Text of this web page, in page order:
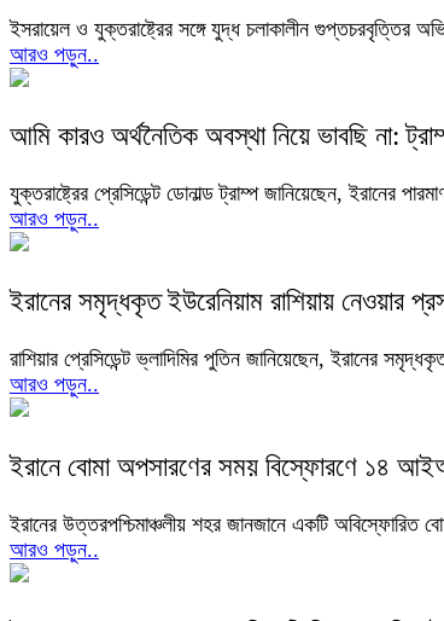
ইসরায়েল ও যুক্তরাষ্ট্রের সঙ্গে যুদ্ধ চলাকালীন
আরও পড়ুন..
আমি কারও অর্থনৈতিক অবস্থা নিয়ে ভাবছি না:
যুক্তরাষ্ট্রের প্রেসিডেন্ট ডোনাল্ড ট্রাম্প জানিয়েছেন, ইরানের
আরও পড়ুন..
ইরানের সমৃদ্ধকৃত ইউরেনিয়াম রাশিয়ায় নেওয়ার
রাশিয়ার প্রেসিডেন্ট ভ্লাদিমির পুতিন জানিয়েছেন, ইরানের
আরও পড়ুন..
ইরানে বোমা অপসারণের সময় বিস্ফোরণে ১৪
ইরানের উত্তরপশ্চিমাঞ্চলীয় শহর জানজানে একটি অবিস্ফোরিত
আরও পড়ুন..